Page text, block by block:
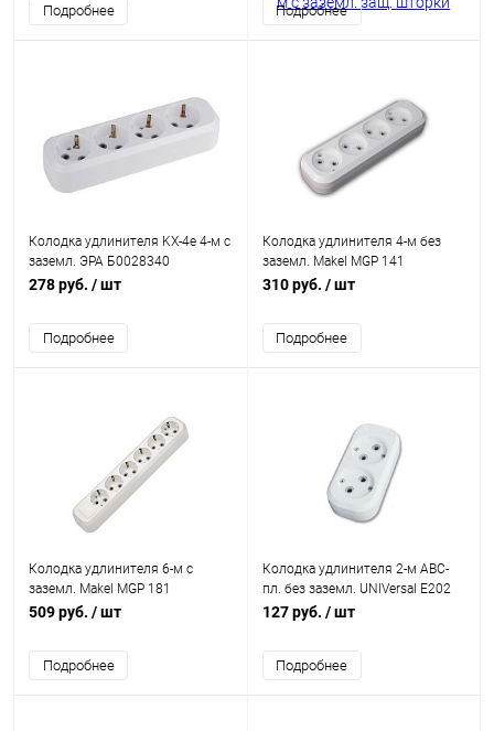
Подробнее Подробнее
Колодка удлинителя KX-4e 4-м с
зазeмл. ЭРА Б0028340
278 руб. / шт
Подробнее
Колодка удлинителя 4-м без
заземл. Makel MGP 141
310 руб. / шт
Подробнее
Колодка удлинителя 6-м с
заземл. Makel MGP 181
509 руб. / шт
Подробнее
Колодка удлинителя 2-м АВС-
пл. без заземл. UNIVersal E202
127 руб. / шт
Подробнее